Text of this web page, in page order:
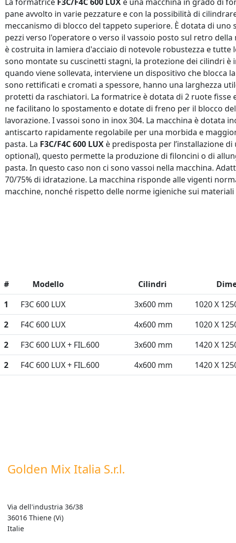
pane avvolto in varie pezzature e con la possibilità di
meccanismo di blocco del tappeto superiore. È dotata di uno
pezzi verso l'operatore o verso il vassoio posto sul retro della
è costruita in lamiera d'acciaio di notevole robustezza e tutte
sono montate su cuscinetti stagni, la protezione dei cilindri è
quando viene sollevata, interviene un dispositivo che blocca
sono rettificati e cromati a spessore, hanno una larghezza
protetti da raschiatori. La formatrice è dotata di 2 ruote fisse
ne facilitano lo spostamento e dotate di freno per il blocco
lavorazione. I vassoi sono in inox 304. La macchina è dotata
antiscarto rapidamente regolabile per una morbida e
pasta. La F3C/F4C 600 LUX è predisposta per l’installazione
optional), questo permette la produzione di filoncini o di
pasta. In questo caso non ci sono vassoi nella macchina.
70/75% di idratazione. La macchina risponde alle vigenti
macchine, nonché rispetto delle norme igieniche sui
# Modello Cilindri
1
F3C 600 LUX 3x600 mm 1020 X
2
F4C 600 LUX 4x600 mm 1020 X
2
F3C 600 LUX + FIL.600 3x600 mm 1420 X
2
F4C 600 LUX + FIL.600 4x600 mm 1420 X
Golden Mix Italia S.r.l.
Via dell'industria 36/38
36016 Thiene (Vi)
Italie